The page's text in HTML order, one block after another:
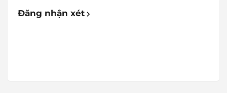
Đăng nhận xét